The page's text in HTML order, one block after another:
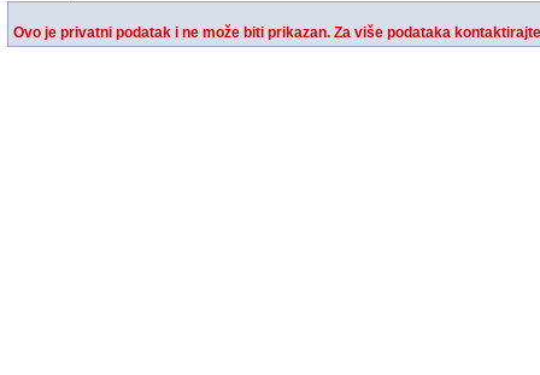
Ovo je privatni podatak i ne može biti prikazan. Za više podataka